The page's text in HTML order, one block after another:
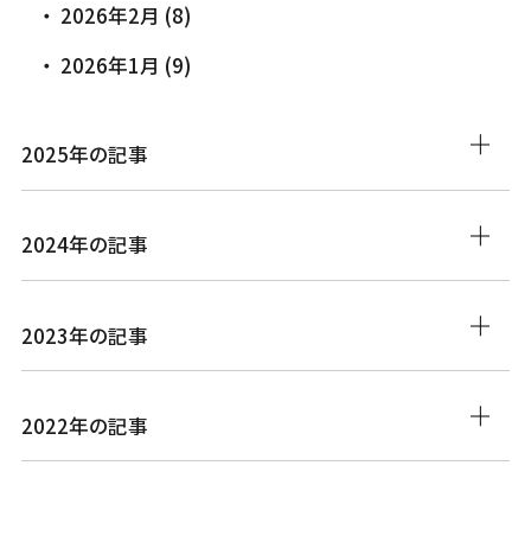
2026年2月 (8)
2026年1月 (9)
2025年の記事
2024年の記事
2023年の記事
2022年の記事